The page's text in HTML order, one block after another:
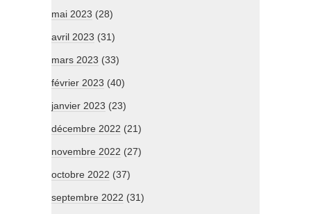
mai 2023 (28)
avril 2023 (31)
mars 2023 (33)
février 2023 (40)
janvier 2023 (23)
décembre 2022 (21)
novembre 2022 (27)
octobre 2022 (37)
septembre 2022 (31)